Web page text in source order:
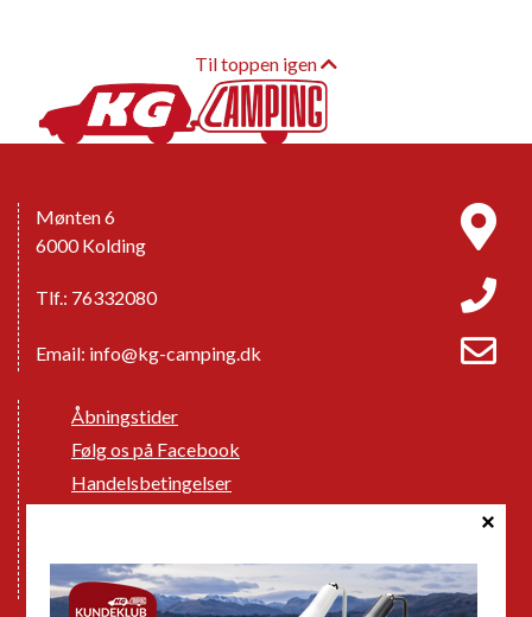
Til toppen igen
Mønten 6
6000 Kolding
Tlf.: 76332080
Email: info@kg-camping.dk
Åbningstider
Følg os på Facebook
Handelsbetingelser
GPDR - Optagelse af foto og video